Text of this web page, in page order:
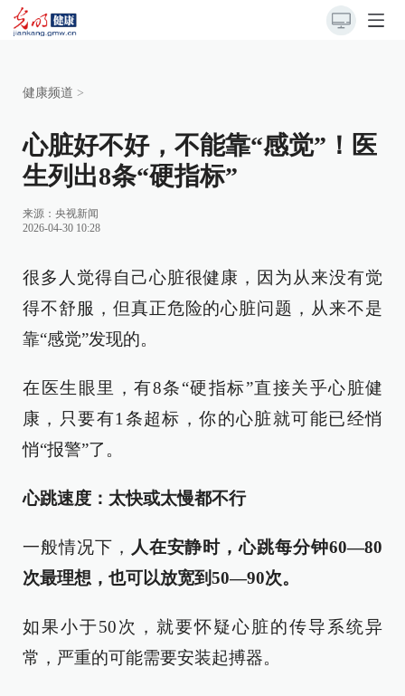
健康频道 >
心脏好不好，不能靠“感觉”！医
生列出8条“硬指标”
来源： 央视新闻
2026-04-30 10:28
很多人觉得自己心脏很健康，因为从来没有觉
得不舒服，但真正危险的心脏问题，从来不是
靠“感觉”发现的。
在医生眼里，有8条“硬指标”直接关乎心脏健
康，只要有1条超标，你的心脏就可能已经悄
悄“报警”了。
心跳速度：太快或太慢都不行
一般情况下， 人在安静时，心跳每分钟60—80
次最理想，也可以放宽到50—90次。
如果小于50次，就要怀疑心脏的传导系统异
常，严重的可能需要安装起搏器。